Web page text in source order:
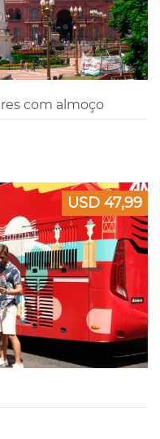
com almoço
USD 47,99